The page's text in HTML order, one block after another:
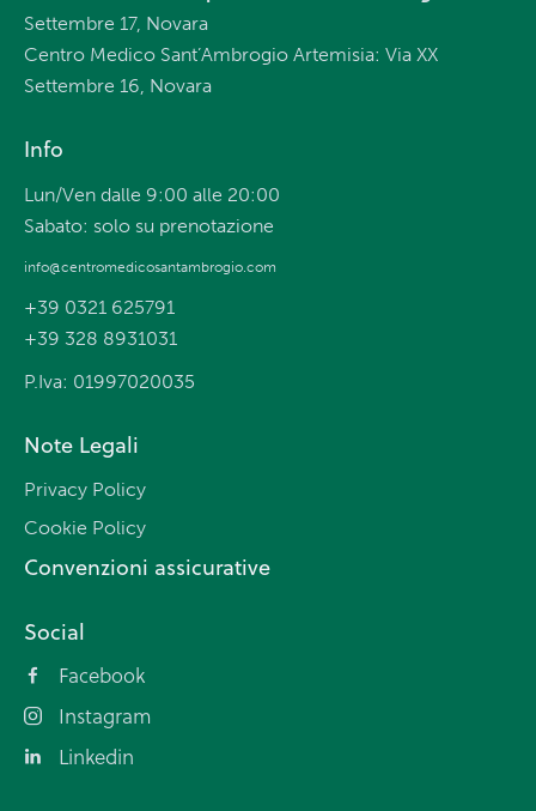
Settembre 17, Novara
Centro Medico Sant’Ambrogio Artemisia: Via XX
Settembre 16, Novara
Info
Lun/Ven dalle 9:00 alle 20:00
Sabato: solo su prenotazione
info@centromedicosantambrogio.com
+39 0321 625791
+39 328 8931031
P.Iva: 01997020035
Note Legali
Privacy Policy
Cookie Policy
Convenzioni assicurative
Social
Facebook
Instagram
Linkedin